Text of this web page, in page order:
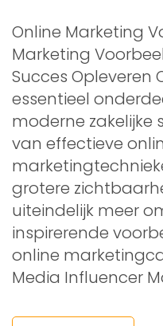
Online Marketing
Marketing
Succes Opleveren
essentieel
moderne zakelijke
van effectieve
grotere
uiteindelijk meer
inspirerende
online
Media Influencer